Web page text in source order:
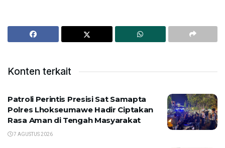
Konten terkait
Patroli Perintis Presisi Sat Samapta
Polres Lhokseumawe Hadir Ciptakan
Rasa Aman di Tengah Masyarakat
7 AGUSTUS 2026